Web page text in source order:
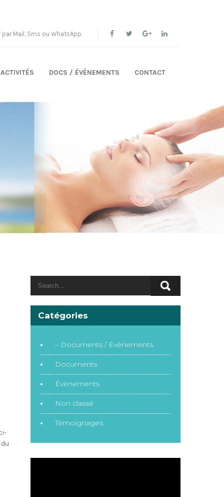
par Mail, Sms ou WhatsApp.
DOCS / ÉVÈNEMENTS CONTACT
Catégories
– Documents / Évènements
Documents
Évènements
Non classé
Témoignages